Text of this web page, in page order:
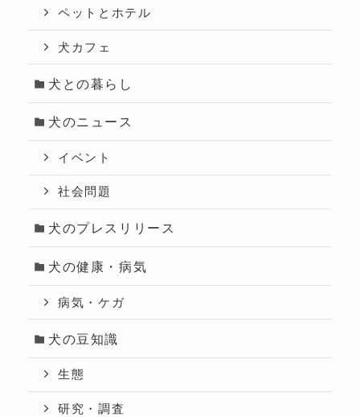
ペットとホテル
犬カフェ
犬との暮らし
犬のニュース
イベント
社会問題
犬のプレスリリース
犬の健康・病気
病気・ケガ
犬の豆知識
生態
研究・調査